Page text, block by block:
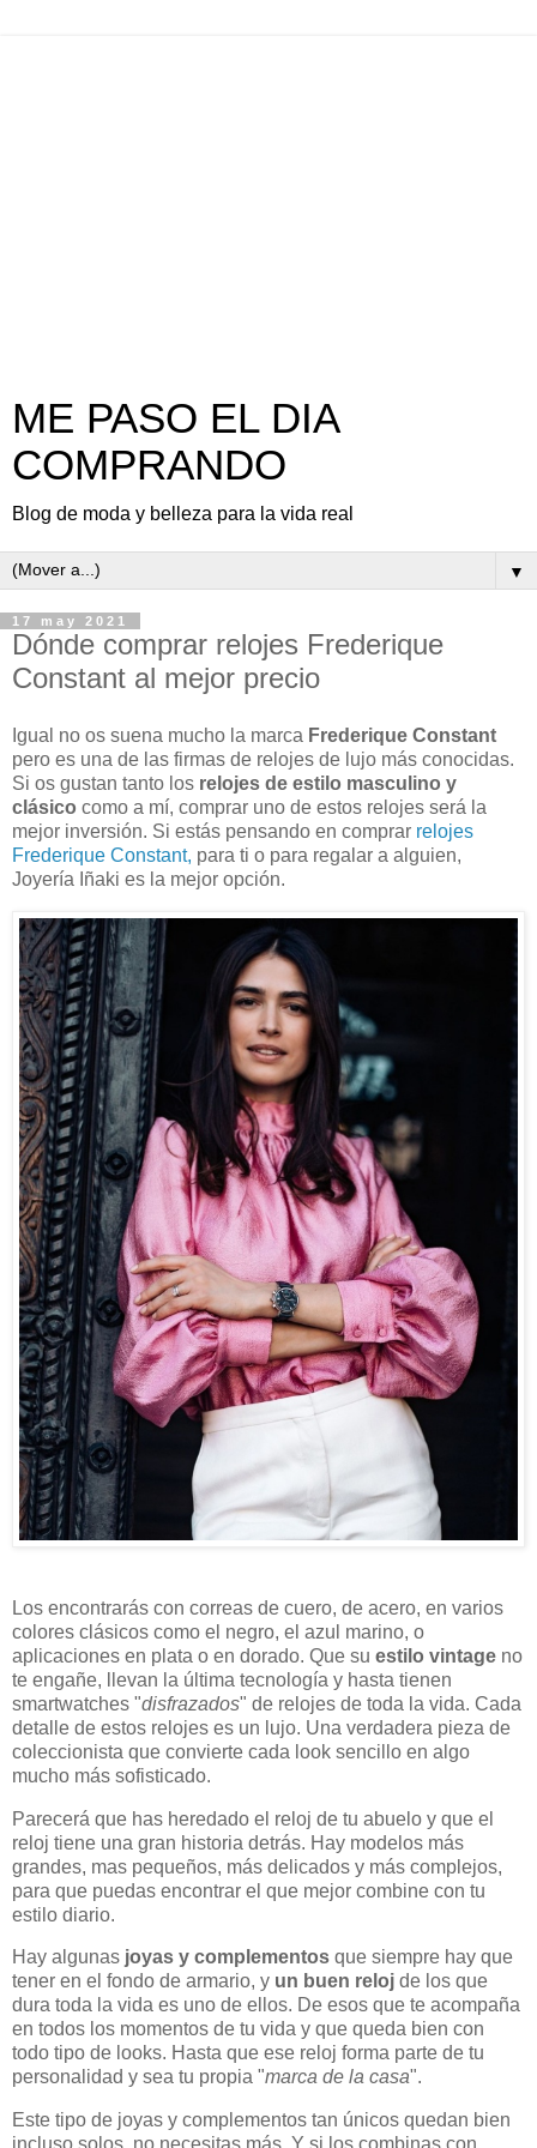
ME PASO EL DIA
COMPRANDO
Blog de moda y belleza para la vida real
▼
17 may 2021
Dónde comprar relojes Frederique
Constant al mejor precio
Igual no os suena mucho la marca Frederique Constant
pero es una de las firmas de relojes de lujo más conocidas.
Si os gustan tanto los relojes de estilo masculino y
clásico como a mí, comprar uno de estos relojes será la
mejor inversión. Si estás pensando en comprar relojes
Frederique Constant, para ti o para regalar a alguien,
Joyería Iñaki es la mejor opción.
Los encontrarás con correas de cuero, de acero, en varios
colores clásicos como el negro, el azul marino, o
aplicaciones en plata o en dorado. Que su estilo vintage no
te engañe, llevan la última tecnología y hasta tienen
smartwatches "disfrazados" de relojes de toda la vida. Cada
detalle de estos relojes es un lujo. Una verdadera pieza de
coleccionista que convierte cada look sencillo en algo
mucho más sofisticado.
Parecerá que has heredado el reloj de tu abuelo y que el
reloj tiene una gran historia detrás. Hay modelos más
grandes, mas pequeños, más delicados y más complejos,
para que puedas encontrar el que mejor combine con tu
estilo diario.
Hay algunas joyas y complementos que siempre hay que
tener en el fondo de armario, y un buen reloj de los que
dura toda la vida es uno de ellos. De esos que te acompaña
en todos los momentos de tu vida y que queda bien con
todo tipo de looks. Hasta que ese reloj forma parte de tu
personalidad y sea tu propia "marca de la casa".
Este tipo de joyas y complementos tan únicos quedan bien